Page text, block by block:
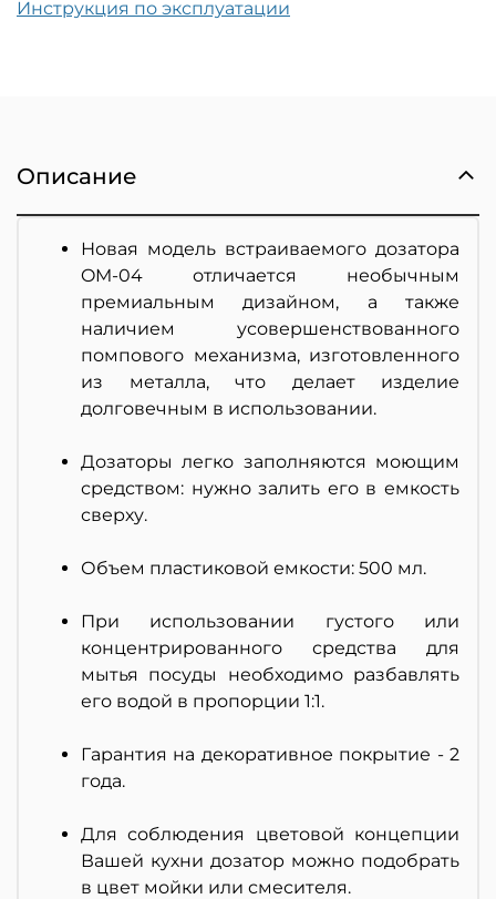
Инструкция по эксплуатации
Описание
Новая модель встраиваемого дозатора
OM-04 отличается необычным
премиальным дизайном, а также
наличием усовершенствованного
помпового механизма, изготовленного
из металла, что делает изделие
долговечным в использовании.
Дозаторы легко заполняются моющим
средством: нужно залить его в емкость
сверху.
Объем пластиковой емкости: 500 мл.
При использовании густого или
концентрированного средства для
мытья посуды необходимо разбавлять
его водой в пропорции 1:1.
Гарантия на декоративное покрытие - 2
года.
Для соблюдения цветовой концепции
Вашей кухни дозатор можно подобрать
в цвет мойки или смесителя.